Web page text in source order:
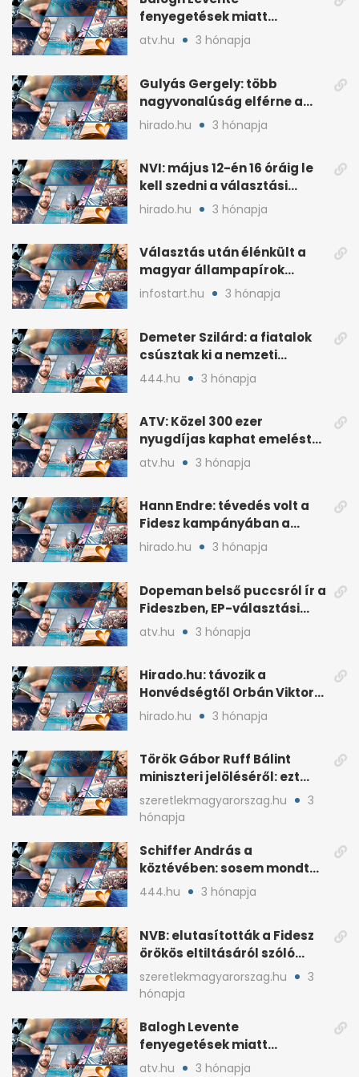
fenyegetések miatt
lemondta erdélyi előadás-
atv.hu 3 hónapja
Gulyás Gergely: több
nagyvonalúság elférne a
kétharmados győztesekben
hirado.hu 3 hónapja
NVI: május 12-én 16 óráig le
kell szedni a választási
plakátokat
hirado.hu 3 hónapja
Választás után élénkült a
magyar állampapírok
lakossági értékesítése
infostart.hu 3 hónapja
Demeter Szilárd: a fiatalok
csúsztak ki a nemzeti
kultúrából
444.hu 3 hónapja
ATV: Közel 300 ezer
nyugdíjas kaphat emelést
idén a Tisza terve szerint
atv.hu 3 hónapja
Hann Endre: tévedés volt a
Fidesz kampányában a
háborús veszély
hirado.hu 3 hónapja
Dopeman belső puccsról ír a
Fideszben, EP-választási
árral
atv.hu 3 hónapja
Hirado.hu: távozik a
Honvédségtől Orbán Viktor
fia, Orbán Gáspár
hirado.hu 3 hónapja
Török Gábor Ruff Bálint
miniszteri jelöléséről: ezt
írta a posztjában
szeretlekmagyarorszag.hu
3
hónapja
Schiffer András a
köztévében: sosem mondta,
ki fog nyerni
444.hu 3 hónapja
NVB: elutasították a Fidesz
örökös eltiltásáról szóló
népszavazást
szeretlekmagyarorszag.hu
3
hónapja
Balogh Levente
fenyegetések miatt
lemondta erdélyi előadás-
atv.hu 3 hónapja